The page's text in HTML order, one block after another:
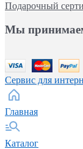
Подарочный
Мы
Сервис для
Главная
Каталог